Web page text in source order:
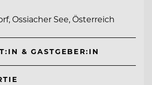
Ossiacher See, Österreich
& GASTGEBER:IN